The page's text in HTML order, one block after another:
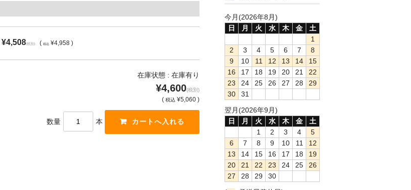
¥4,508(税別) ( 税込 ¥4,958 )
在庫状態 : 在庫有り
¥4,600(税別)
( 税込 ¥5,060 )
数量 本
今月(2026年8月)
日
月 火 水 木 金
土
1
2
3 4 5 6 7
8
9
10 11 12 13 14
15
16
17 18 19 20 21
22
23
24 25 26 27 28
29
30
31
翌月(2026年9月)
日
月 火 水 木 金
土
1
2 3 4
5
6
7 8 9 10 11
12
13
14 15 16 17 18
19
20
21 22 23 24 25
26
27
28 29
30